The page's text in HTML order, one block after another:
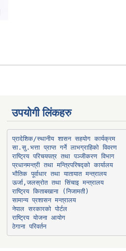
उपयोगी लिंकहरु
प्रादेशिक/स्थानीय शासन सहयोग कार्यक्रम
सा.सु.भत्ता प्राप्त गर्ने लाभग्राहिको विवरण
राष्ट्रिय परिचयपत्र तथा पञ्‍जीकरण विभाग
प्रधानमन्त्री तथा मन्त्रिपरिषद्को कार्यालय
भौतिक पूर्वाधार तथा यातायात मन्त्रालय
ऊर्जा,जलस्रोत तथा सिंचाइ मन्त्रालय
सामान्य प्रशासन मन्त्रालय
नेपाल सरकारको पोर्टल
राष्ट्रिय योजना आयोग
ठेगाना परिवर्तन